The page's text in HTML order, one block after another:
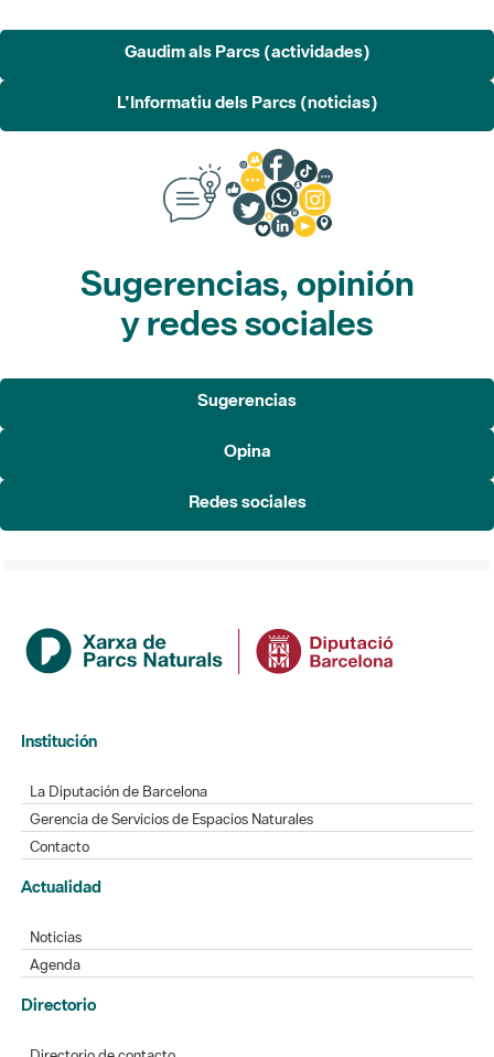
Gaudim als Parcs (actividades)
L'Informatiu dels Parcs (noticias)
Sugerencias, opinión
y redes sociales
Sugerencias
Opina
Redes sociales
Institución
La Diputación de Barcelona
Gerencia de Servicios de Espacios Naturales
Contacto
Actualidad
Noticias
Agenda
Directorio